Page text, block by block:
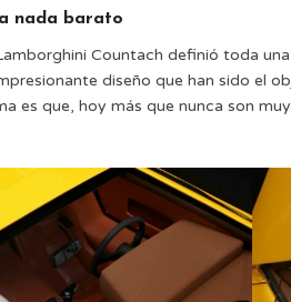
nada barato
Countach definió toda
diseño que han sido el
es que, hoy más que nunca son